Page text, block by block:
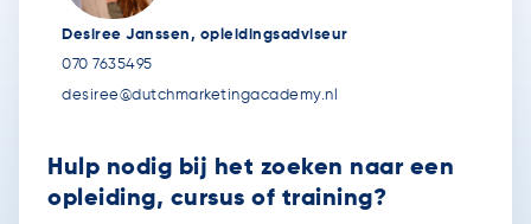
Desiree Janssen, opleidingsadviseur
070 7635495
desiree@dutchmarketingacademy.nl
Hulp nodig bij het zoeken naar een
opleiding, cursus of training?